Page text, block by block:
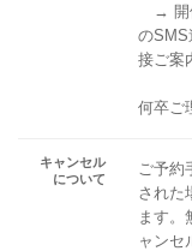
→ 開
のSMS
接ご案
何卒ご
キャンセル
について
ご予約
された
ます。
ャンセ